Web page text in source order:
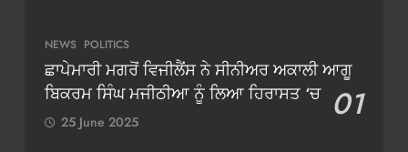
NEWS POLITICS
ਛਾਪੇਮਾਰੀ ਮਗਰੋਂ ਵਿਜੀਲੈਂਸ ਨੇ ਸੀਨੀਅਰ ਅਕਾਲੀ ਆਗੂ
ਬਿਕਰਮ ਸਿੰਘ ਮਜੀਠੀਆ ਨੂੰ ਲਿਆ ਹਿਰਾਸਤ ‘ਚ 01
25 June 2025